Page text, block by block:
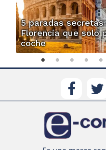
5 paradas
Florencia que solo
coche